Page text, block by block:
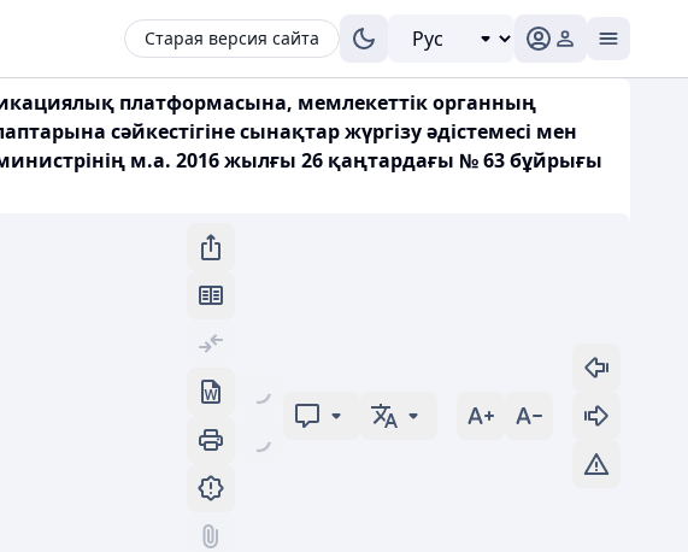
Старая версия сайта
платформасына, мемлекеттік органның
сәйкестігіне сынақтар жүргізу әдістемесі мен
м.а. 2016 жылғы 26 қаңтардағы № 63 бұйрығы